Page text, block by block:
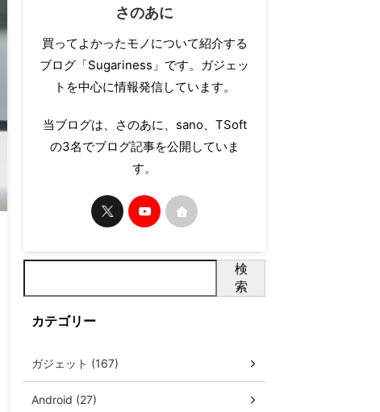
さのあに
買ってよかったモノについて紹介する
ブログ「Sugariness」です。ガジェッ
トを中心に情報発信しています。
当ブログは、さのあに、sano、TSoft
の3名でブログ記事を公開していま
す。
検
索
カテゴリー
ガジェット (167)
Android (27)